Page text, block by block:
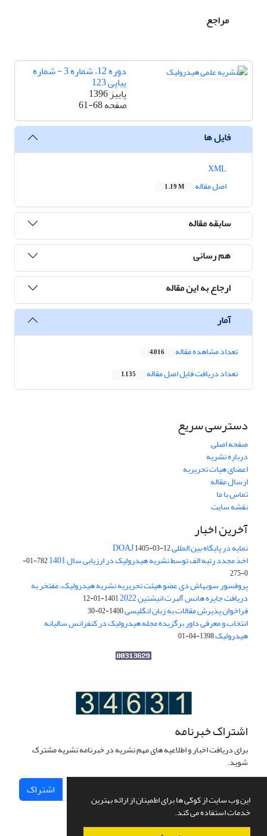
این وب سایت از کوکی ها برای اطمینان از ارائه بهترین
خدمات استفاده می کند.
مراجع
دوره 12، شماره 3 - شماره
پیاپی 123
پاییز 1396
صفحه61-68
فایل ها
اصل مقاله
1.19 M
سابقه مقاله
هم رسانی
ارجاع به این مقاله
آمار
تعداد مشاهده مقاله 4,016
تعداد دریافت فایل اصل مقاله 1,135
دسترسی سریع
صفحه اصلی
درباره نشریه
اعضای هیات تحریریه
ارسال مقاله
تماس با ما
نقشه سایت
آخرین اخبار
نمایه در پایگاه بین المللی DOAJ1405-03-12
اخذ مجدد رتبه الف توسط نشریه هیدرولیک در ارزیابی سال 1401
782-01-
0-275
پروفسور سوبهاش دی عضو هیئت تحریریه نشریه هیدرولیک، مفتخر به
دریافت جایزه هانس آلبرت انیشتین 2022 1401-01-12
فراخوان پذیرش مقالات به زبان انگلیسی1400-02-30
انتخاب و معرفی داور برگزیده مجله هیدرولیک در کنفرانس سالیانه
هیدرولیک1398-04-01
اشتراک خبرنامه
برای دریافت اخبار و اطلاعیه های مهم نشریه در خبرنامه نشریه مشترک
شوید.
اشتراک